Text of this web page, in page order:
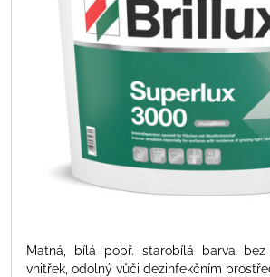
Matná, bílá popř. starobílá barva bez rozpouštědel pro
vnitřek, odolný vůči dezinfekčním